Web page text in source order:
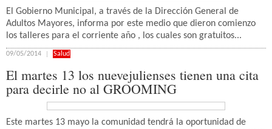
El Gobierno Municipal, a través de la Dirección General de
Adultos Mayores, informa por este medio que dieron comienzo
los talleres para el corriente año , los cuales son gratuitos...
09/05/2014 Salud
El martes 13 los nuevejulienses tienen una cita
para decirle no al GROOMING
Este martes 13 mayo la comunidad tendrá la oportunidad de